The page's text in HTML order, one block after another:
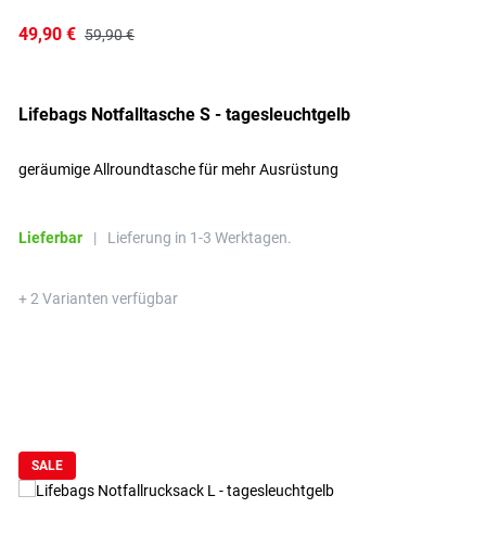
49,90 € 59,90 €
Lifebags Notfalltasche S - tagesleuchtgelb
geräumige Allroundtasche für mehr Ausrüstung
Lieferbar | Lieferung in 1-3 Werktagen.
+ 2 Varianten verfügbar
SALE